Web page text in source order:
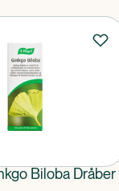
Biloba Dråber